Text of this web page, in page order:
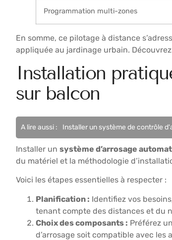
Programmation multi-zones
En somme, ce pilotage à distance
appliquée au jardinage urbain.
Installation
sur balcon
A lire aussi : Installer un système de contrôle
Installer un système d’arrosage
du matériel et la méthodologie
Voici les étapes essentielles à respecter :
Planification : Identifiez vos
tenant compte des distances et du
Choix des composants : Préférez
d’arrosage soit compatible avec les